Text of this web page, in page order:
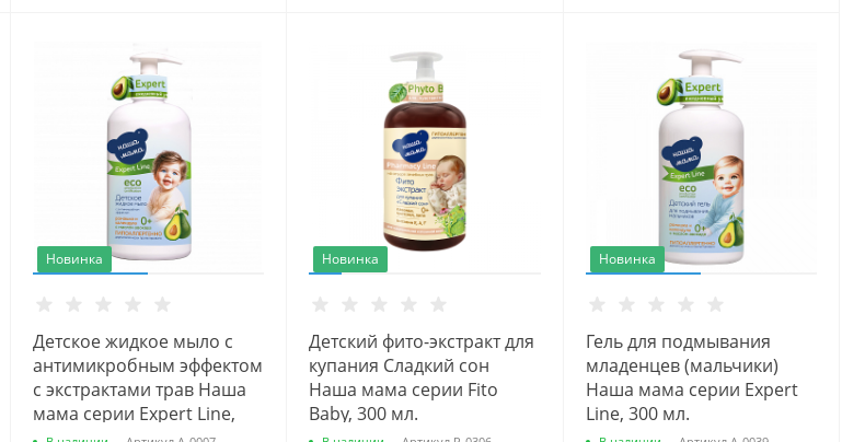
Новинка
Детское жидкое мыло с
антимикробным эффектом
с экстрактами трав Наша
мама серии Expert Line,
Новинка
Детский фито-экстракт для
купания Сладкий сон
Наша мама серии Fito
Baby, 300 мл.
Новинка
Гель для подмывания
младенцев (мальчики)
Наша мама серии Expert
Line, 300 мл.